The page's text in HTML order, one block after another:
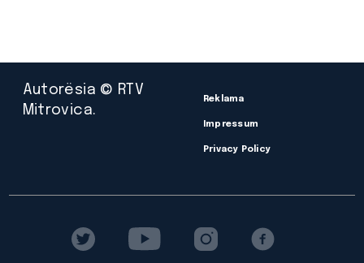
Autorësia © RTV
Mitrovica.
Reklama
Impressum
Privacy Policy